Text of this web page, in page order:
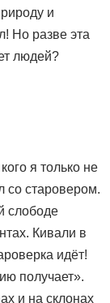
и
Но разве эта
людей?
я только не
со старовером.
слободе
Кивали в
идёт!
получает».
и на склонах